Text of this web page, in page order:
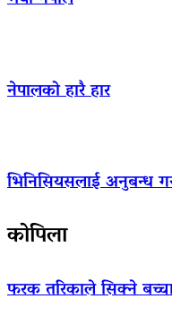
नेपालको हारै हार
भिनिसियसलाई अनुबन्ध
कोपिला
फरक तरिकाले सिक्ने